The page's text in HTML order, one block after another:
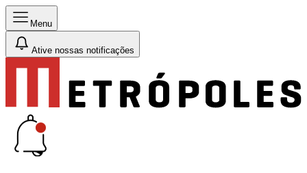
Menu
Ative nossas notificações